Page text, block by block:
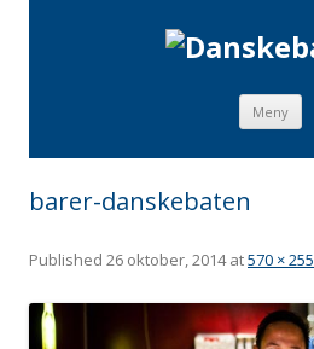
Meny
barer-danskebaten
Published 26 oktober, 2014at570 × 255